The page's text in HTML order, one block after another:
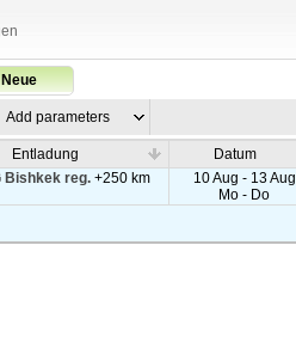
Neue
Add parameters
Entladung Datum
Bishkek reg. +250 km
10 Aug - 13 Aug
Mo - Do